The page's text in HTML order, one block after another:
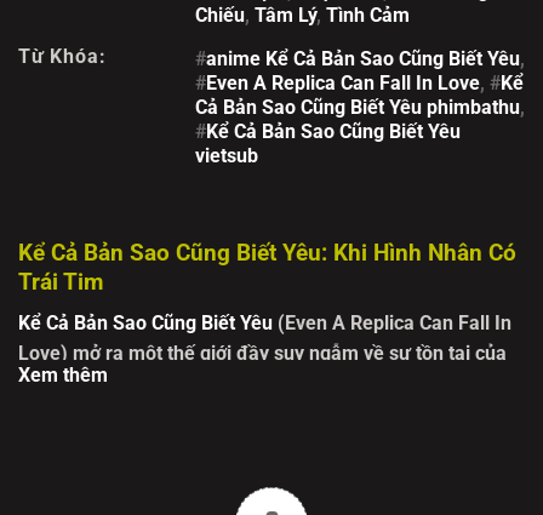
Chiếu, Tâm Lý, Tình Cảm
Từ Khóa:
#anime Kể Cả Bản Sao Cũng Biết Yêu,
#Even A Replica Can Fall In Love, #Kể
Cả Bản Sao Cũng Biết Yêu phimbathu,
#Kể Cả Bản Sao Cũng Biết Yêu
vietsub
Kể Cả Bản Sao Cũng Biết Yêu: Khi Hình Nhân Có
Trái Tim
Kể Cả Bản Sao Cũng Biết Yêu (Even A Replica Can Fall In
Love) mở ra một thế giới đầy suy ngẫm về sự tồn tại của
Nao – một bản sao được tạo ra với mục đích duy nhất: trở
muốn trốn tránh thực tại. Nao vốn sống một cuộc đời lặng
Xem thêm